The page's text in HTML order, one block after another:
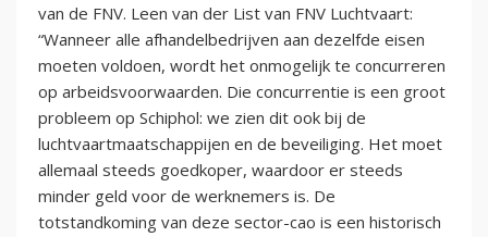
van de FNV. Leen van der List van FNV Luchtvaart:
“Wanneer alle afhandelbedrijven aan dezelfde eisen
moeten voldoen, wordt het onmogelijk te concurreren
op arbeidsvoorwaarden. Die concurrentie is een groot
probleem op Schiphol: we zien dit ook bij de
luchtvaartmaatschappijen en de beveiliging. Het moet
allemaal steeds goedkoper, waardoor er steeds
minder geld voor de werknemers is. De
totstandkoming van deze sector-cao is een historisch